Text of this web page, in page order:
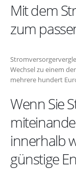
Mit dem
zum
Wechsel zu einem
mehrere hundert
Wenn Sie
innerhalb
günstige